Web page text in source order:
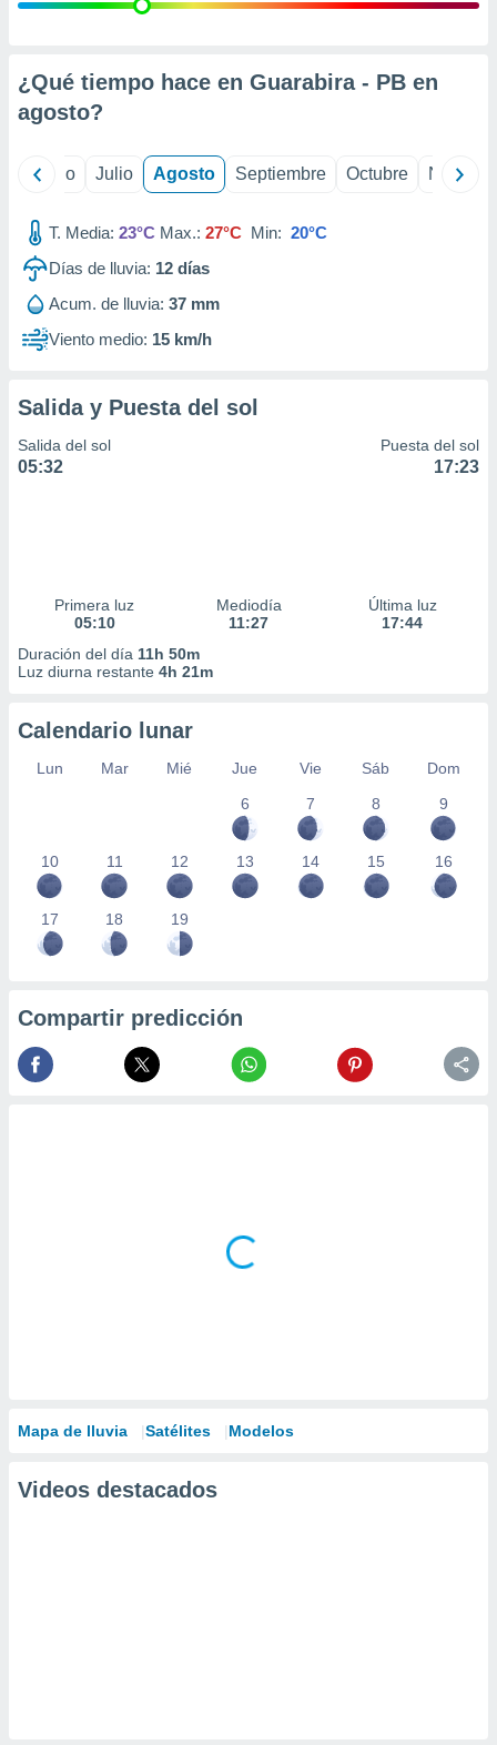
e
mediante
publicidad
de
1199
¿Qué tiempo hace en Guarabira - PB en
agosto?
Junio Julio Agosto Septiembre Octubre
T. Media: 23°C Max.: 27°C Min: 20°C
Días de lluvia: 12 días
Acum. de lluvia: 37 mm
Viento medio: 15 km/h
Salida y Puesta del sol
Salida del sol
05:32
Puesta del sol
17:23
Primera luz
05:10
Mediodía
11:27
Última luz
17:44
Duración del día 11h 50m
Luz diurna restante 4h 21m
Calendario lunar
Lun Mar Mié Jue Vie Sáb
Dom
6
7 8 9
10 11 12 13 14 15 16
17 18 19
Compartir predicción
Mapa de lluvia Satélites Modelos
Videos destacados